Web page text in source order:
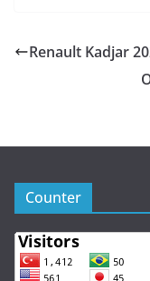
Renault Kadjar
Counter